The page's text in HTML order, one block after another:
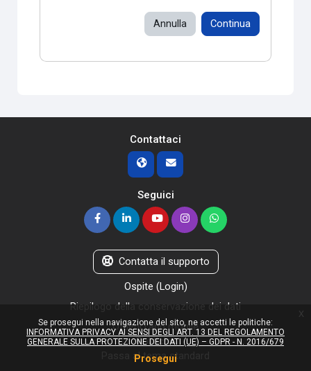
Annulla Continua
Contattaci
Seguici
Contatta il supporto
Ospite (Login)
Riepilogo della conservazione dei dati
Ottieni l'app mobile
Politiche
Passa al tema standard
Se prosegui nella navigazione del sito, ne accetti le politiche:
INFORMATIVA PRIVACY AI SENSI DEGLI ART. 13 DEL REGOLAMENTO
GENERALE SULLA PROTEZIONE DEI DATI (UE) – GDPR - N. 2016/679
Prosegui
x